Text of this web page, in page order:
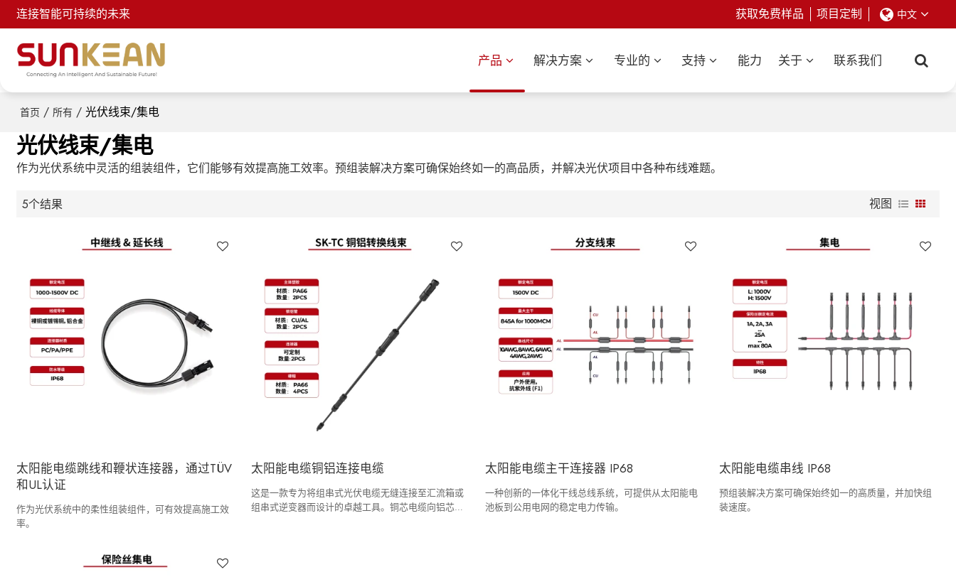
连接智能可持续的未来 获取免费样品 项目定制 中文
产品 解决方案 专业的 支持 能力 关于 联系我们
首页 / 所有 / 光伏线束/集电
光伏线束/集电
作为光伏系统中灵活的组装组件，它们能够有效提高施工效率。预组装解决方案可确保始终如一的高品质，并解决光伏项目中各种布线难题。
5个结果 视图
太阳能电缆跳线和鞭状连接器，通过TÜV
和UL认证
作为光伏系统中的柔性组装组件，可有效提高施工效
率。
太阳能电缆铜铝连接电缆
这是一款专为将组串式光伏电缆无缝连接至汇流箱或
组串式逆变器而设计的卓越工具。铜芯电缆向铝芯电
太阳能电缆主干连接器 IP68
一种创新的一体化干线总线系统，可提供从太阳能电
池板到公用电网的稳定电力传输。
太阳能电缆串线 IP68
预组装解决方案可确保始终如一的高质量，并加快组
装速度。